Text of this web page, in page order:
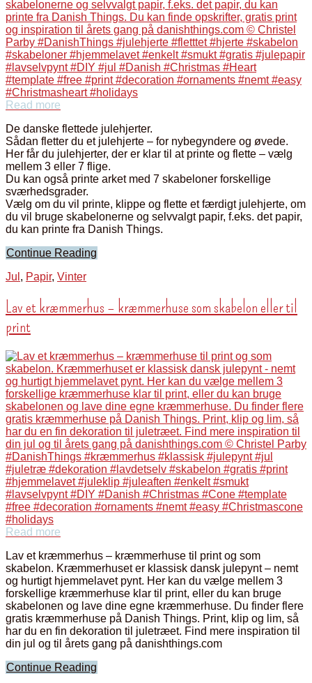
Read more
De danske flettede julehjerter.
Sådan fletter du et julehjerte – for nybegyndere og øvede.
Her får du julehjerter, der er klar til at printe og flette – vælg
mellem 3 eller 7 flige.
Du kan også printe arket med 7 skabeloner forskellige
sværhedsgrader.
Vælg om du vil printe, klippe og flette et færdigt julehjerte, om
du vil bruge skabelonerne og selvvalgt papir, f.eks. det papir,
du kan printe fra Danish Things.
Continue Reading
Jul , Papir, Vinter
Lav et kræmmerhus – kræmmerhuse som skabelon eller til
print
Read more
Lav et kræmmerhus – kræmmerhuse til print og som
skabelon. Kræmmerhuset er klassisk dansk julepynt – nemt
og hurtigt hjemmelavet pynt. Her kan du vælge mellem 3
forskellige kræmmerhuse klar til print, eller du kan bruge
skabelonen og lave dine egne kræmmerhuse. Du finder flere
gratis kræmmerhuse på Danish Things. Print, klip og lim, så
har du en fin dekoration til juletræet. Find mere inspiration til
din jul og til årets gang på danishthings.com
Continue Reading